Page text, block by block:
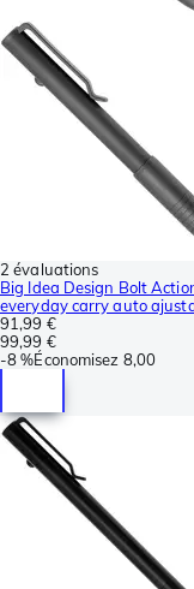
2 évaluations
Big Idea Design Bolt
everyday carry auto
91,99 €
99,99 €
-8 %Économisez 8,00